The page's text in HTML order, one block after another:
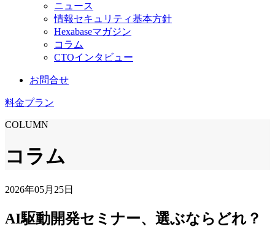
ニュース
情報セキュリティ基本方針
Hexabaseマガジン
コラム
CTOインタビュー
お問合せ
料金プラン
COLUMN
コラム
2026年05月25日
AI駆動開発セミナー、選ぶならどれ？